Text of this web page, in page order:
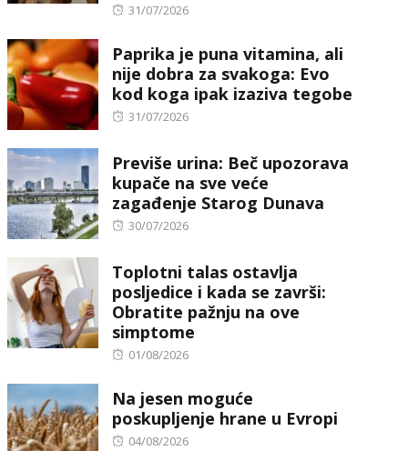
Posted
31/07/2026
Paprika je puna vitamina, ali
nije dobra za svakoga: Evo
kod koga ipak izaziva tegobe
Posted
31/07/2026
Previše urina: Beč upozorava
kupače na sve veće
zagađenje Starog Dunava
Posted
30/07/2026
Toplotni talas ostavlja
posljedice i kada se završi:
Obratite pažnju na ove
simptome
Posted
01/08/2026
Na jesen moguće
poskupljenje hrane u Evropi
Posted
04/08/2026